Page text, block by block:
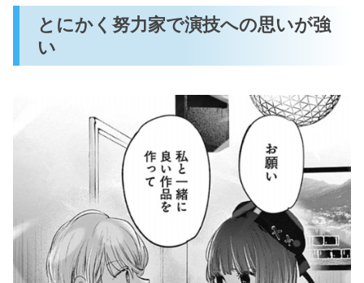
とにかく努力家で演技への思いが強
い